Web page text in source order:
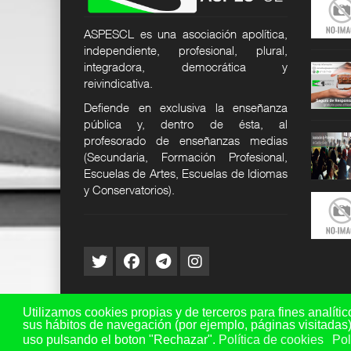
Utilizamos cookies propias y de terceros para fines
sus hábitos de navegación (por ejemplo, páginas
uso pulsando el boton "Rechazar". Política de cookies
ASPESCL es una asociación apolítica,
independiente, profesional, plural,
integradora, democrática y
reivindicativa.
Defiende en exclusiva la enseñanza
pública y, dentro de ésta, al
profesorado de enseñanzas medias
(Secundaria, Formación Profesional,
Escuelas de Artes, Escuelas de Idiomas
y Conservatorios).
licencias
SUPER USER
Seguro de responsabilidad
SUPER USER
Quiénes somos
12 DIC 2024
SUPER USER
Cuadro de excedencias
Confe
SUPER USER
Ep8. Tribunales y otras
SUPER USER
ASPES-CL reclama la
actualizac
SUPER USER